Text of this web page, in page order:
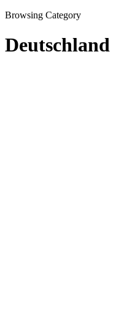
Browsing Category
Deutschland